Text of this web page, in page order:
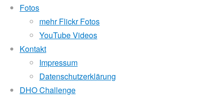
Fotos
mehr Flickr Fotos
YouTube Videos
Kontakt
Impressum
Datenschutzerklärung
DHO Challenge
2010
2010
Godfrey Donauhort Club Kit
Sternfahrten Archiv
Ruderlinks-
Impressum-